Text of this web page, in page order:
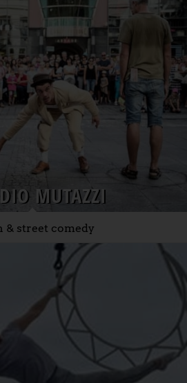
MUTAZZI
& street comedy